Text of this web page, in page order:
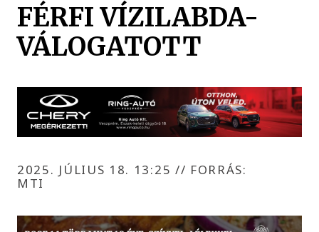
FÉRFI VÍZILABDA-
VÁLOGATOTT
2025. JÚLIUS 18. 13:25 // FORRÁS:
MTI